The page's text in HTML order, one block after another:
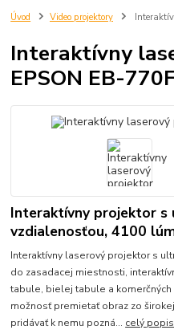
Úvod Video projektory
Interaktívny
EPSON EB-
Interaktívny projektor s
vzdialenosťou, 4100
Interaktívny laserový projektor s
do zasadacej miestnosti,
tabule, bielej tabule a
možnosť premietať obraz zo
pridávať k nemu pozná... celý popis